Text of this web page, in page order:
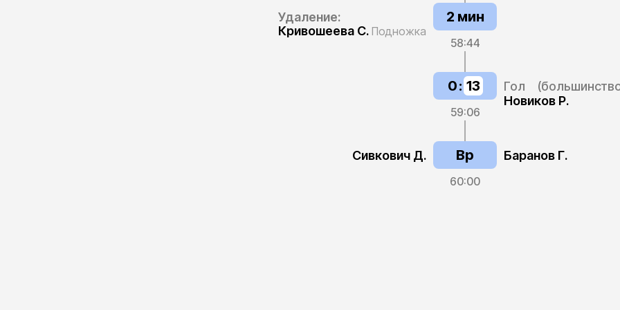
Удаление:
Кривошеева С. Подножка
2 мин
58:44
0: 13
59:06
Гол
Новиков Р.
Сивкович Д. Вр
60:00
Баранов Г.